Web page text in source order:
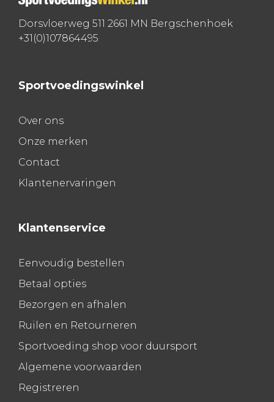
Dorsvloerweg 511 2661 MN Bergschenhoek
+31(0)107864495
Sportvoedingswinkel
Over ons
Onze merken
Contact
Klantenervaringen
Klantenservice
Eenvoudig bestellen
Betaal opties
Bezorgen en afhalen
Ruilen en Retourneren
Sportvoeding shop voor duursport
Algemene voorwaarden
Registreren